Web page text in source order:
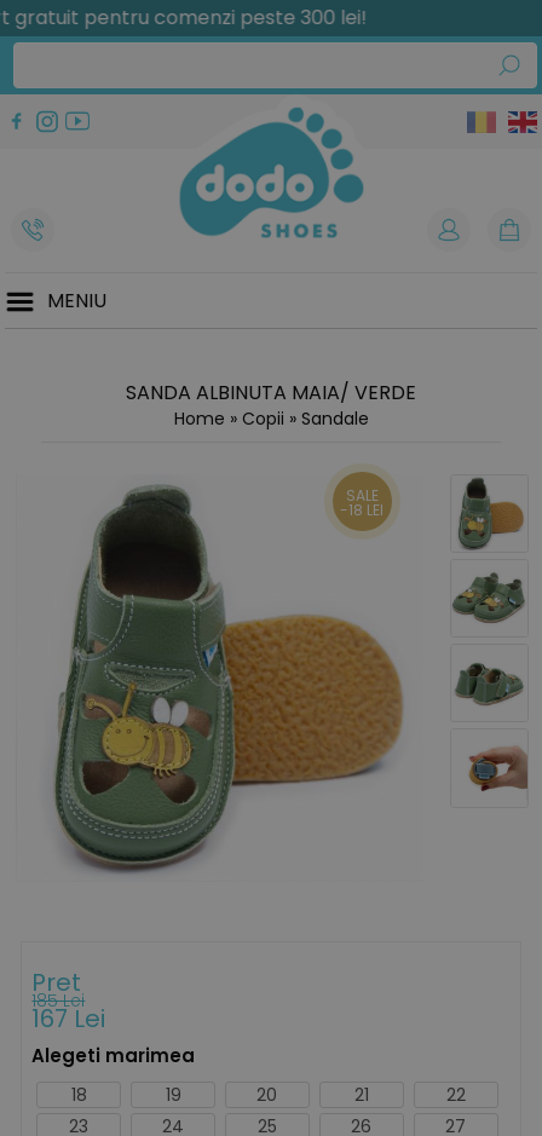
pentru comenzi peste 300 lei!
MENIU
SANDA ALBINUTA MAIA/ VERDE
Home » Copii » Sandale
SALE
-18 LEI
Pret
185 Lei
167 Lei
Alegeti marimea
18 19 20 21
22
23
24 25 26 27